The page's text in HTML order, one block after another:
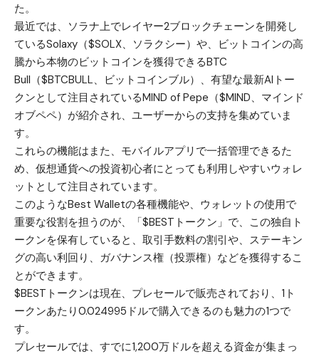
た。
最近では、ソラナ上でレイヤー2ブロックチェーンを開発し
ているSolaxy（$SOLX、ソラクシー） や、ビットコインの高
騰から本物のビットコインを獲得できるBTC
Bull（$BTCBULL、ビットコインブル） 、有望な最新AIトー
クンとして注目されているMIND of Pepe（$MIND、マインド
オブペペ） が紹介され、ユーザーからの支持を集めていま
す。
これらの機能はまた、モバイルアプリで一括管理できるた
め、仮想通貨への投資初心者にとっても利用しやすいウォレ
ットとして注目されています。
このようなBest Walletの各種機能や、ウォレットの使用で
重要な役割を担うのが、「$BESTトークン」で、この独自ト
ークンを保有していると、取引手数料の割引や、ステーキン
グの高い利回り、ガバナンス権（投票権）などを獲得するこ
とができます。
$BESTトークンは現在、プレセールで販売されており、1ト
ークンあたり0.024995ドルで購入できるのも魅力の1つで
す。
プレセールでは、すでに1,200万ドルを超える資金が集まっ